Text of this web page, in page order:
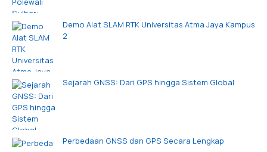
Demo Alat SLAM RTK Universitas Atma Jaya Kampus
2
Sejarah GNSS: Dari GPS hingga Sistem Global
Perbedaan GNSS dan GPS Secara Lengkap